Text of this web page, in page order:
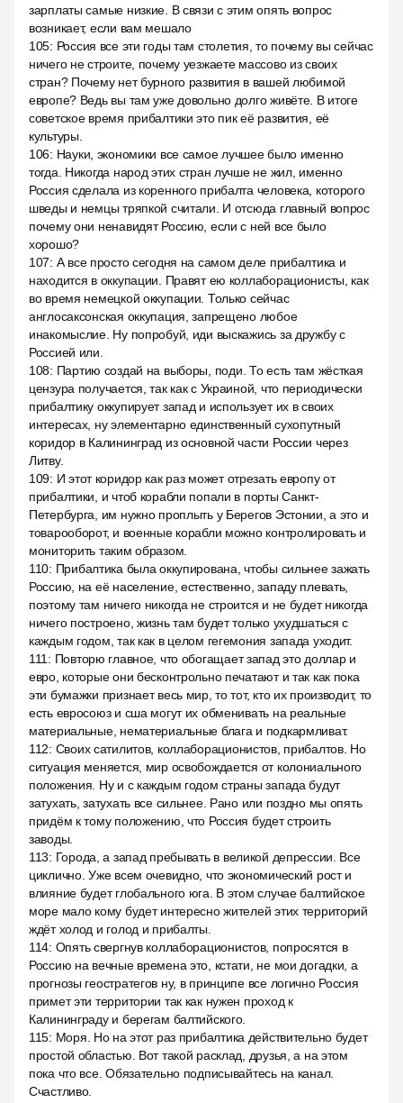
зарплаты самые низкие. В связи с этим опять вопрос
возникает, если вам мешало
105: Россия все эти годы там столетия, то почему вы сейчас
ничего не строите, почему уезжаете массово из своих
стран? Почему нет бурного развития в вашей любимой
европе? Ведь вы там уже довольно долго живёте. В итоге
советское время прибалтики это пик её развития, её
культуры.
106: Науки, экономики все самое лучшее было именно
тогда. Никогда народ этих стран лучше не жил, именно
Россия сделала из коренного прибалта человека, которого
шведы и немцы тряпкой считали. И отсюда главный вопрос
почему они ненавидят Россию, если с ней все было
хорошо?
107: А все просто сегодня на самом деле прибалтика и
находится в оккупации. Правят ею коллаборационисты, как
во время немецкой оккупации. Только сейчас
англосаксонская оккупация, запрещено любое
инакомыслие. Ну попробуй, иди выскажись за дружбу с
Россией или.
108: Партию создай на выборы, поди. То есть там жёсткая
цензура получается, так как с Украиной, что периодически
прибалтику оккупирует запад и использует их в своих
интересах, ну элементарно единственный сухопутный
коридор в Калининград из основной части России через
Литву.
109: И этот коридор как раз может отрезать европу от
прибалтики, и чтоб корабли попали в порты Санкт-
Петербурга, им нужно проплыть у Берегов Эстонии, а это и
товарооборот, и военные корабли можно контролировать и
мониторить таким образом.
110: Прибалтика была оккупирована, чтобы сильнее зажать
Россию, на её население, естественно, западу плевать,
поэтому там ничего никогда не строится и не будет никогда
ничего построено, жизнь там будет только ухудшаться с
каждым годом, так как в целом гегемония запада уходит.
111 : Повторю главное, что обогащает запад это доллар и
евро, которые они бесконтрольно печатают и так как пока
эти бумажки признает весь мир, то тот, кто их производит, то
есть евросоюз и сша могут их обменивать на реальные
материальные, нематериальные блага и подкармливат.
112: Своих сатилитов, коллаборационистов, прибалтов. Но
ситуация меняется, мир освобождается от колониального
положения. Ну и с каждым годом страны запада будут
затухать, затухать все сильнее. Рано или поздно мы опять
придём к тому положению, что Россия будет строить
заводы.
113: Города, а запад пребывать в великой депрессии. Все
циклично. Уже всем очевидно, что экономический рост и
влияние будет глобального юга. В этом случае балтийское
море мало кому будет интересно жителей этих территорий
ждёт холод и голод и прибалты.
114: Опять свергнув коллаборационистов, попросятся в
Россию на вечные времена это, кстати, не мои догадки, а
прогнозы геостратегов ну, в принципе все логично Россия
примет эти территории так как нужен проход к
Калининграду и берегам балтийского.
115: Моря. Но на этот раз прибалтика действительно будет
простой областью. Вот такой расклад, друзья, а на этом
пока что все. Обязательно подписывайтесь на канал.
Счастливо.